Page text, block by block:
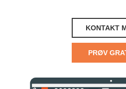
KONTAKT
PRØV